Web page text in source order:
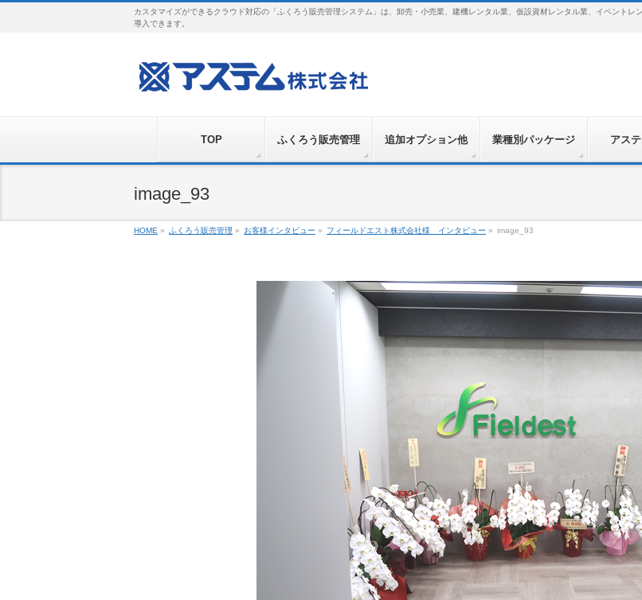
カスタマイズができるクラウド対応の「ふくろう販売管理システム」は、卸売・小売業、建機レンタル業、仮設資材レンタル業、イベント
導入できます。
TOP ふくろう販売管理 追加オプション他 業種別パッケージ アス
image_93
HOME » ふくろう販売管理 » お客様インタビュー » フィールドエスト株式会社様 インタビュー » image_93